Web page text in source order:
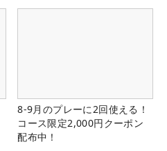
8-9月のプレーに2回使える！
コース限定2,000円クーポン
配布中！